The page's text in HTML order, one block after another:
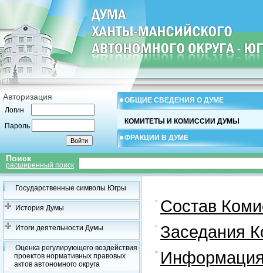
Авторизация
Логин
Пароль
ОБЩИЕ СВЕДЕНИЯ О ДУМЕ
КОМИТЕТЫ И КОМИССИИ ДУМЫ
ФРАКЦИИ В ДУМЕ
Поиск
расширенный поиск
Государственные символы Югры
История Думы
Итоги деятельности Думы
Оценка регулирующего воздействия
проектов нормативных правовых
актов автономного округа
Состав
Заседания